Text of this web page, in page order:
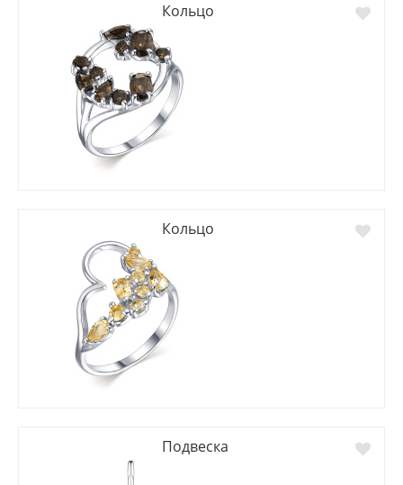
Кольцо
Кольцо
Подвеска